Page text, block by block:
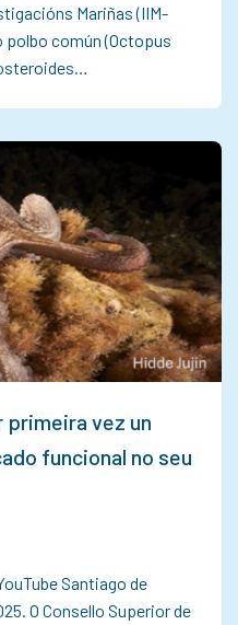
Mariñas (IIM-
polbo común (Octopus
primeira vez un
funcional no seu
Santiago de
O Consello Superior de